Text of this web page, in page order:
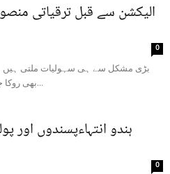
الیکشن سے قبل ترقیاتی
0
بڑی مشکل سے ہی سہولیات ملتی ہیں
بھی روکا جائے تو اسکے متاثرین سوائے عوام کے...
ہندو انتہاءپسندوں اور
0